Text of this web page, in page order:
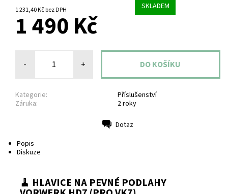
1 231,40 Kč bez DPH SKLADEM
1 490 Kč
- +
Kategorie:
Příslušenství
Záruka:
2 roky
Dotaz
Popis
Diskuze
🧹 HLAVICE NA PEVNÉ PODLAHY